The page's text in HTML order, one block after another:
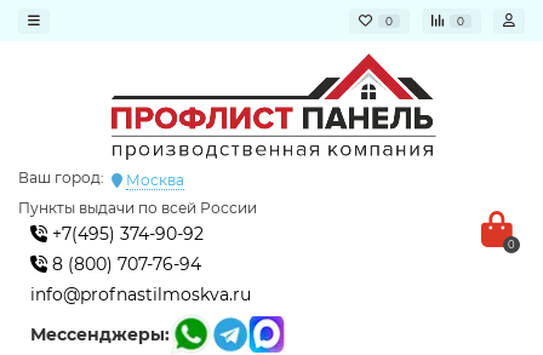
0 0
Ваш город:
Москва
Пункты выдачи по всей России
+7(495) 374-90-92
8 (800) 707-76-94
info@profnastilmoskva.ru
Мессенджеры:
0